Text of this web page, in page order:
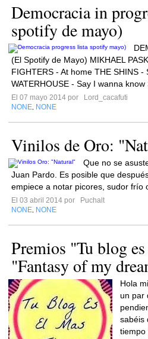
Democracia in
spotify de mayo)
(El Spotify de Mayo) MIKHAEL
FIGHTERS - At home THE SHINS -
WATERHOUSE - Say I wanna know
El 07 mayo 2014 por
Lord_cacafuti
NONE NONE
Vinilos de Oro:
Que no se
Juan Pardo. Es posible que
empiece a notar picores, sudor frío
El 03 abril 2014 por
Puchalt
NONE NONE
Premios "Tu blog
"Fantasy of my
Hola
un par
sabéis
tiempo